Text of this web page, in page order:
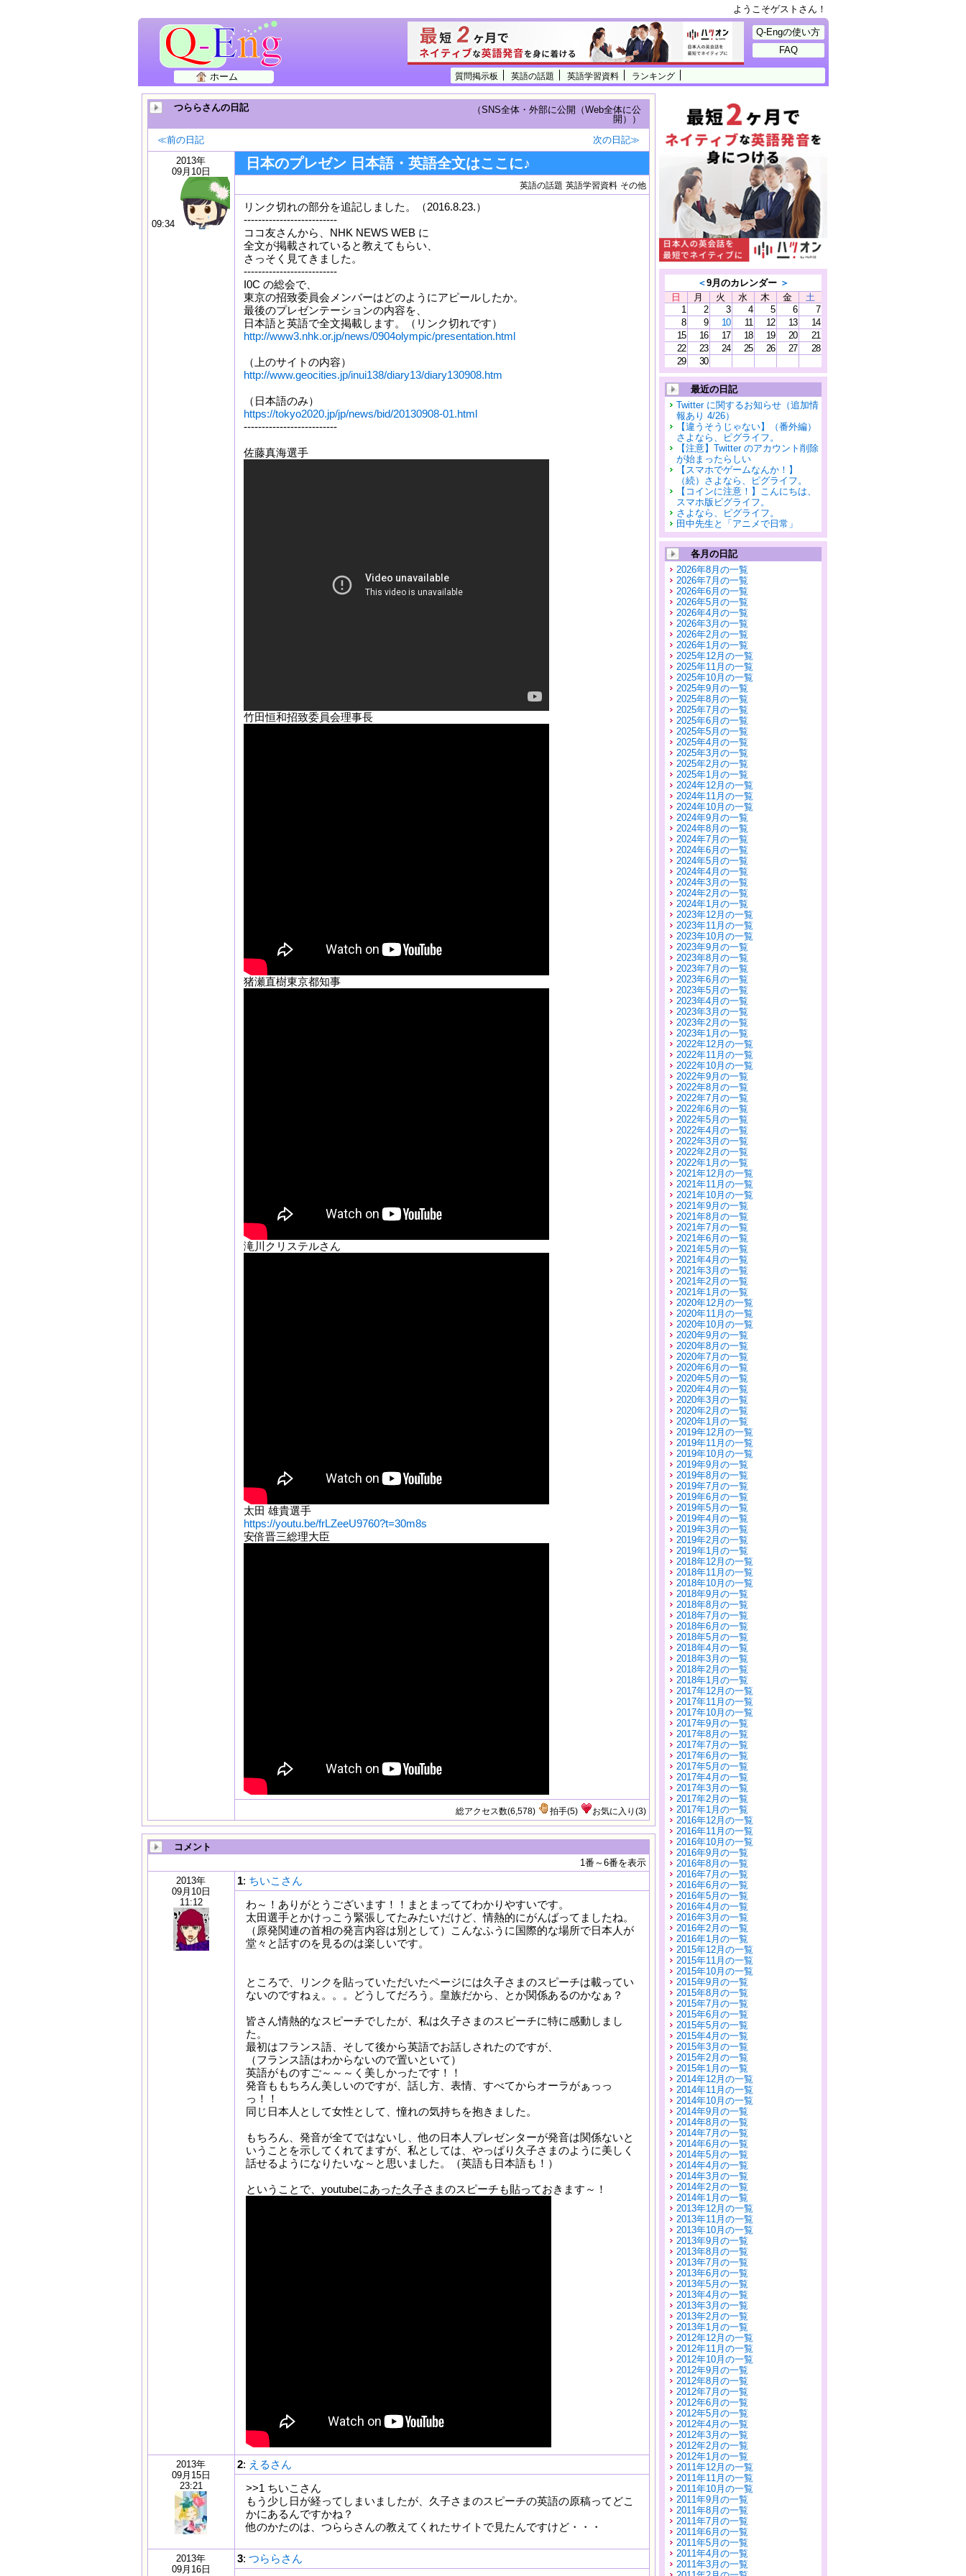
ようこそゲストさん！
質問掲示板 英語の話題 英語学習資料 ランキング
ホーム
Q-Engの使い方
FAQ
つららさんの日記
（SNS全体・外部に公開（Web全体に公
開））
≪前の日記
次の日記≫
2013年
09月10日
09:34
日本のプレゼン 日本語・英語全文はここに♪
英語の話題 英語学習資料 その他
リンク切れの部分を追記しました。（2016.8.23.）
--------------------------
ココ友さんから、NHK NEWS WEB に
全文が掲載されていると教えてもらい、
さっそく見てきました。
--------------------------
I0C の総会で、
東京の招致委員会メンバーはどのようにアピールしたか。
最後のプレゼンテーションの内容を、
日本語と英語で全文掲載します。（リンク切れです）
http://www3.nhk.or.jp/news/0904olympic/presentation.html
（上のサイトの内容）
http://www.geocities.jp/inui138/diary13/diary130908.htm
（日本語のみ）
https://tokyo2020.jp/jp/news/bid/20130908-01.html
--------------------------
佐藤真海選手
竹田恒和招致委員会理事長
猪瀬直樹東京都知事
滝川クリステルさん
太田 雄貴選手
https://youtu.be/frLZeeU9760?t=30m8s
安倍晋三総理大臣
総アクセス数(6,578) 拍手(5) お気に入り (3)
コメント
1番～6番を表示
2013年
09月10日
11:12
1: ちいこさん
わ～！ありがとうございます！！まとまっててわかりやすいです。
太田選手とかけっこう緊張してたみたいだけど、情熱的にがんばってましたね。
（原発関連の首相の発言内容は別として）こんなふうに国際的な場所で日本人が
堂々と話すのを見るのは楽しいです。
ところで、リンクを貼っていただいたページには久子さまのスピーチは載ってい
ないのですねぇ。。。どうしてだろう。皇族だから、とか関係あるのかなぁ？
皆さん情熱的なスピーチでしたが、私は久子さまのスピーチに特に感動しまし
た。
最初はフランス語、そして後から英語でお話しされたのですが、
（フランス語はわからないので置いといて）
英語がものすご～～～く美しかったです！！
発音ももちろん美しいのですが、話し方、表情、すべてからオーラがぁっっ
っ！！
同じ日本人として女性として、憧れの気持ちを抱きました。
もちろん、発音が全てではないし、他の日本人プレゼンターが発音は関係ないと
いうことを示してくれてますが、私としては、やっぱり久子さまのように美しく
話せるようになりたいな～と思いました。（英語も日本語も！）
ということで、youtubeにあった久子さまのスピーチも貼っておきます～！
2013年
09月15日
23:21
2: えるさん
>>1 ちいこさん
もう少し日が経ってしまいましたが、久子さまのスピーチの英語の原稿ってどこ
かにあるんですかね？
他のかたのは、つららさんの教えてくれたサイトで見たんですけど・・・
2013年
09月16日
3: つららさん
＜9月のカレンダー ＞
日
月 火 水 木 金
土
1
2 3 4 5 6
7
8
9 10 11 12 13
14
15
16 17 18 19 20
21
22
23 24 25 26 27
28
29
30
最近の日記
Twitter に関するお知らせ（追加情
報あり 4/26）
【違うそうじゃない】（番外編）
さよなら、ピグライフ。
【注意】Twitter のアカウント削除
が始まったらしい
【スマホでゲームなんか！】
（続）さよなら、ピグライフ。
【コインに注意！】こんにちは、
スマホ版ピグライフ。
さよなら、ピグライフ。
田中先生と「アニメで日常」
各月の日記
2026年8月の一覧
2026年7月の一覧
2026年6月の一覧
2026年5月の一覧
2026年4月の一覧
2026年3月の一覧
2026年2月の一覧
2026年1月の一覧
2025年12月の一覧
2025年11月の一覧
2025年10月の一覧
2025年9月の一覧
2025年8月の一覧
2025年7月の一覧
2025年6月の一覧
2025年5月の一覧
2025年4月の一覧
2025年3月の一覧
2025年2月の一覧
2025年1月の一覧
2024年12月の一覧
2024年11月の一覧
2024年10月の一覧
2024年9月の一覧
2024年8月の一覧
2024年7月の一覧
2024年6月の一覧
2024年5月の一覧
2024年4月の一覧
2024年3月の一覧
2024年2月の一覧
2024年1月の一覧
2023年12月の一覧
2023年11月の一覧
2023年10月の一覧
2023年9月の一覧
2023年8月の一覧
2023年7月の一覧
2023年6月の一覧
2023年5月の一覧
2023年4月の一覧
2023年3月の一覧
2023年2月の一覧
2023年1月の一覧
2022年12月の一覧
2022年11月の一覧
2022年10月の一覧
2022年9月の一覧
2022年8月の一覧
2022年7月の一覧
2022年6月の一覧
2022年5月の一覧
2022年4月の一覧
2022年3月の一覧
2022年2月の一覧
2022年1月の一覧
2021年12月の一覧
2021年11月の一覧
2021年10月の一覧
2021年9月の一覧
2021年8月の一覧
2021年7月の一覧
2021年6月の一覧
2021年5月の一覧
2021年4月の一覧
2021年3月の一覧
2021年2月の一覧
2021年1月の一覧
2020年12月の一覧
2020年11月の一覧
2020年10月の一覧
2020年9月の一覧
2020年8月の一覧
2020年7月の一覧
2020年6月の一覧
2020年5月の一覧
2020年4月の一覧
2020年3月の一覧
2020年2月の一覧
2020年1月の一覧
2019年12月の一覧
2019年11月の一覧
2019年10月の一覧
2019年9月の一覧
2019年8月の一覧
2019年7月の一覧
2019年6月の一覧
2019年5月の一覧
2019年4月の一覧
2019年3月の一覧
2019年2月の一覧
2019年1月の一覧
2018年12月の一覧
2018年11月の一覧
2018年10月の一覧
2018年9月の一覧
2018年8月の一覧
2018年7月の一覧
2018年6月の一覧
2018年5月の一覧
2018年4月の一覧
2018年3月の一覧
2018年2月の一覧
2018年1月の一覧
2017年12月の一覧
2017年11月の一覧
2017年10月の一覧
2017年9月の一覧
2017年8月の一覧
2017年7月の一覧
2017年6月の一覧
2017年5月の一覧
2017年4月の一覧
2017年3月の一覧
2017年2月の一覧
2017年1月の一覧
2016年12月の一覧
2016年11月の一覧
2016年10月の一覧
2016年9月の一覧
2016年8月の一覧
2016年7月の一覧
2016年6月の一覧
2016年5月の一覧
2016年4月の一覧
2016年3月の一覧
2016年2月の一覧
2016年1月の一覧
2015年12月の一覧
2015年11月の一覧
2015年10月の一覧
2015年9月の一覧
2015年8月の一覧
2015年7月の一覧
2015年6月の一覧
2015年5月の一覧
2015年4月の一覧
2015年3月の一覧
2015年2月の一覧
2015年1月の一覧
2014年12月の一覧
2014年11月の一覧
2014年10月の一覧
2014年9月の一覧
2014年8月の一覧
2014年7月の一覧
2014年6月の一覧
2014年5月の一覧
2014年4月の一覧
2014年3月の一覧
2014年2月の一覧
2014年1月の一覧
2013年12月の一覧
2013年11月の一覧
2013年10月の一覧
2013年9月の一覧
2013年8月の一覧
2013年7月の一覧
2013年6月の一覧
2013年5月の一覧
2013年4月の一覧
2013年3月の一覧
2013年2月の一覧
2013年1月の一覧
2012年12月の一覧
2012年11月の一覧
2012年10月の一覧
2012年9月の一覧
2012年8月の一覧
2012年7月の一覧
2012年6月の一覧
2012年5月の一覧
2012年4月の一覧
2012年3月の一覧
2012年2月の一覧
2012年1月の一覧
2011年12月の一覧
2011年11月の一覧
2011年10月の一覧
2011年9月の一覧
2011年8月の一覧
2011年7月の一覧
2011年6月の一覧
2011年5月の一覧
2011年4月の一覧
2011年3月の一覧